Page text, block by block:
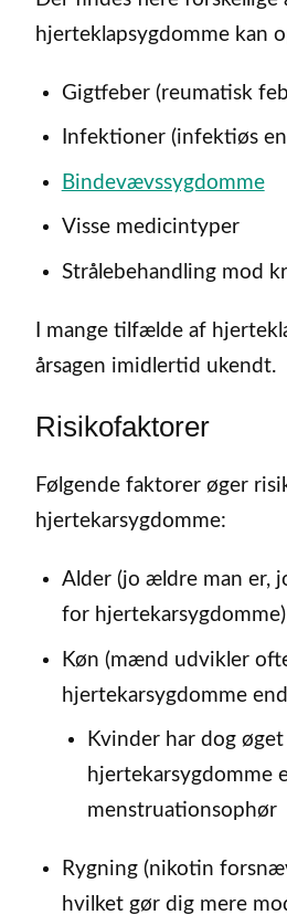
hjerteklapsygdomme kan
Gigtfeber (reumatisk
Infektioner (infektiøs
Bindevævssygdomme
Visse medicintyper
Strålebehandling mod
I mange tilfælde af
årsagen imidlertid ukendt.
Risikofaktorer
Følgende faktorer øger
hjertekarsygdomme:
Alder (jo ældre man er,
for hjertekarsygdomme)
Køn (mænd udvikler
hjertekarsygdomme
Kvinder har dog
hjertekarsygdomme
menstruationsophør
Rygning (nikotin
hvilket gør dig mere